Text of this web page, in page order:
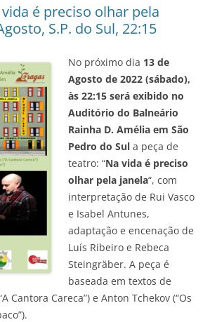
vida é preciso olhar pela
S.P. do Sul, 22:15
No próximo dia 13 de
Agosto de 2022 (sábado),
às 22:15 será exibido no
Auditório do Balneário
Rainha D. Amélia em São
Pedro do Sul a peça de
teatro: “Na vida é preciso
olhar pela janela“, com
interpretação de Rui Vasco
e Isabel Antunes,
adaptação e encenação de
Luís Ribeiro e Rebeca
Steingräber. A peça é
baseada em textos de
Cantora Careca”) e Anton Tchekov (“Os